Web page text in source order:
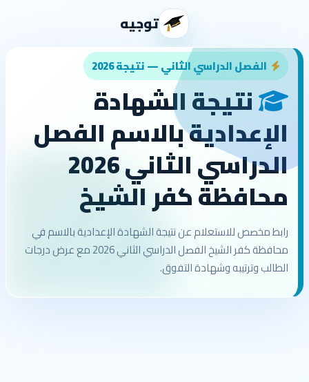
توجيه
الفصل الدراسي الثاني — نتيجة 2026
نتيجة الشهادة
الإعدادية بالاسم الفصل
الدراسي الثاني 2026
محافظة كفر الشيخ
رابط مخصص للاستعلام عن نتيجة الشهادة الإعدادية بالاسم في
محافظة كفر الشيخ الفصل الدراسي الثاني 2026 مع عرض درجات
الطالب وترتيبه وشهادة التفوق.